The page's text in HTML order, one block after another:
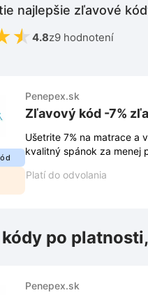
najlepšie zľavové
★ 4.8z9 hodnotení
Penepex.sk
Zľavový kód -7%
Ušetrite 7% na matrace a
kvalitný spánok za menej
Platí do odvolania
po
Penepex.sk